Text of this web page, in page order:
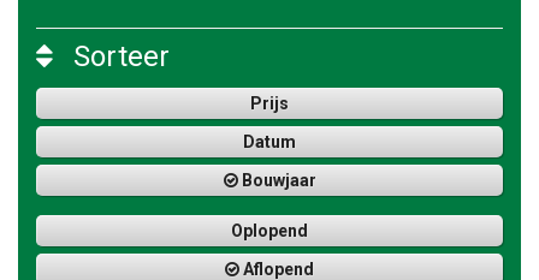
Sorteer
Prijs
Datum
Bouwjaar
Oplopend
Aflopend